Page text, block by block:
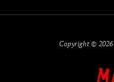
Copyright © 2026